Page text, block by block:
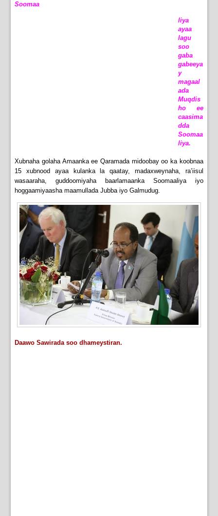
Soomaa
liya
ayaa
lagu
soo
gaba
gabeeya
y
magaal
ada
Muqdis
ho ee
caasima
dda
Soomaa
liya.
Xubnaha golaha Amaanka ee Qaramada midoobay oo ka koobnaa
15 xubnood ayaa kulanka la qaatay, madaxweynaha, ra’iisul
wasaaraha, guddoomiyaha baarlamaanka Soomaaliya iyo
hoggaamiyaasha maamullada Jubba iyo Galmudug.
Daawo Sawirada soo dhameystiran.